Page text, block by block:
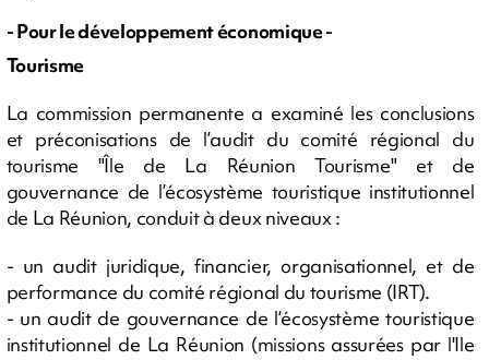
- Pour le développement économique -
Tourisme
La commission permanente a examiné les conclusions
et préconisations de l’audit du comité régional du
tourisme "Île de La Réunion Tourisme" et de
gouvernance de l’écosystème touristique institutionnel
de La Réunion, conduit à deux niveaux :
- un audit juridique, financier, organisationnel, et de
performance du comité régional du tourisme (IRT).
- un audit de gouvernance de l’écosystème touristique
institutionnel de La Réunion (missions assurées par l'Ile